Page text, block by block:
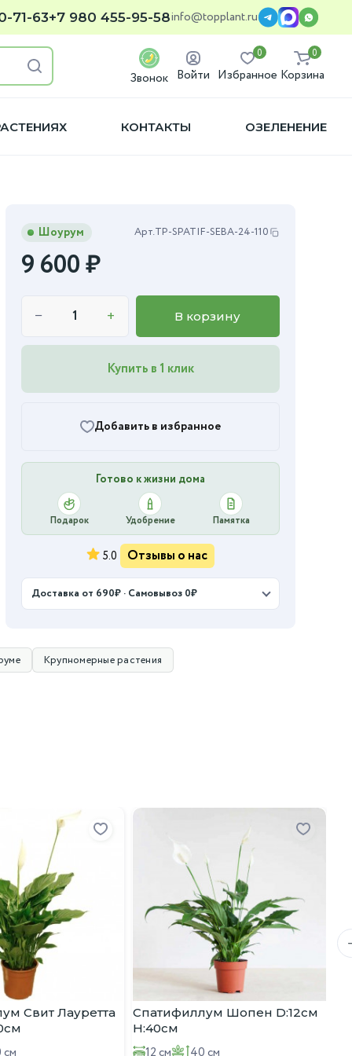
71-63+7 980 455-95-58info@topplant.ru
Звонок Войти
0
Избранное
0
Корзина
КОНТАКТЫ ОЗЕЛЕНЕНИЕ
Шоурум Арт.TP-SPATIF-SEBA-24-110
9 600₽
− + В корзину
Купить в 1 клик
Добавить в избранное
Готово к жизни дома
Подарок Удобрение Памятка
5.0 Отзывы о нас
Доставка от 690₽ · Самовывоз 0₽
Крупномерные растения
Свит Лауретта
Спатифиллум Шопен D:12см
H:40см